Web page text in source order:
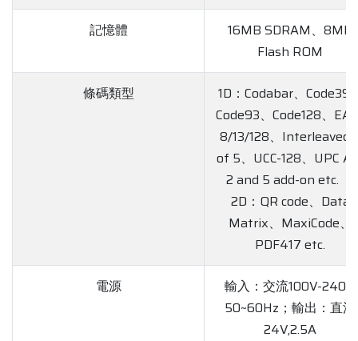
記憶體
16MB SDRAM、8MB
Flash ROM
條碼類型
1D：Codabar、Code39
Code93、Code128、
8/13/128、Interleaved
of 5、UCC-128、UPC
2 and 5 add-on etc. ；
2D：QR code、Data
Matrix、MaxiCode、
PDF417 etc.
電源
輸入：交流100V-240V,
50~60Hz；輸出：直流
24V,2.5A